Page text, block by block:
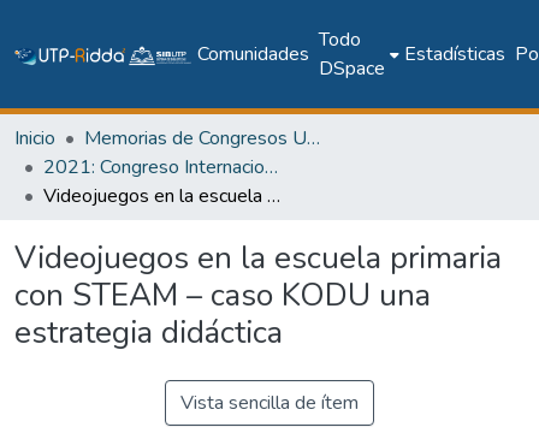
Comunidades
Todo
DSpace
Estadísticas
Inicio
Memorias de Congresos UTP
2021: Congreso Internacional en Inteligencia Ambiental, Ingeniería de Software y Salud Electrónica y Móvil – AmITIC 2021
Videojuegos en la escuela primaria con STEAM – caso KODU una estrategia didáctica
Videojuegos en la escuela primaria
con STEAM – caso KODU una
estrategia didáctica
Vista sencilla de ítem